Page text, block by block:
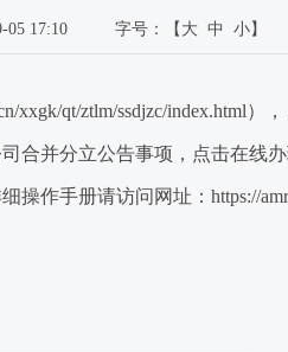
05 17:10 字号： 【 大 中 小】
qt/ztlm/ssdjzc/index.html）
合并分立公告事项，点击在线
手册请访问网址：https://